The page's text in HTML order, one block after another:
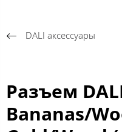
DALI аксессуары
Разъем
Bananas/